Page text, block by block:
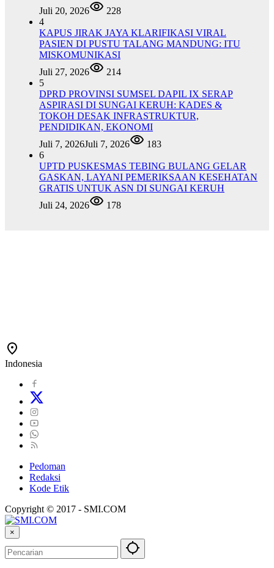
Juli 20, 2026
228
4
KAPUS JIRAK JAYA KLARIFIKASI VIRAL
PASIEN DI PUSTU TALANG MANDUNG: ITU
MISKOMUNIKASI
Juli 27, 2026
214
5
DPRD PROVINSI SUMSEL DAPIL IX SERAP
ASPIRASI DI SUNGAI KERUH: KADES &
TOKOH DESAK INFRASTRUKTUR,
PENDIDIKAN, EKONOMI
Juli 7, 2026Juli 7, 2026
183
6
UPTD PUSKESMAS TEBING BULANG GELAR
GASKAN, LAYANI PEMERIKSAAN KESEHATAN
GRATIS UNTUK ASN DI SUNGAI KERUH
Juli 24, 2026
178
Indonesia
Pedoman
Redaksi
Kode Etik
Copyright © 2017 - SMI.COM
×